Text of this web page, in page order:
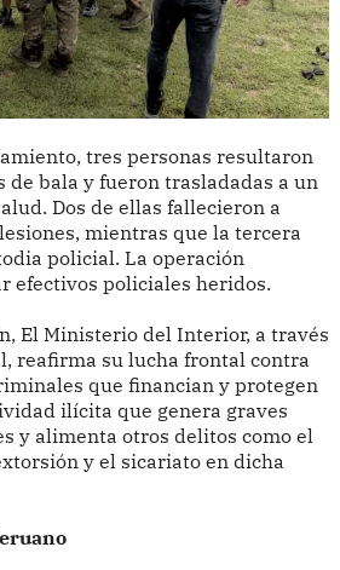
tres personas resultaron
de bala y fueron trasladadas a un
Dos de ellas fallecieron a
mientras que la tercera
policial. La operación
efectivos policiales heridos.
El Ministerio del Interior, a través
reafirma su lucha frontal contra
que financian y protegen
ilícita que genera graves
y alimenta otros delitos como el
y el sicariato en dicha